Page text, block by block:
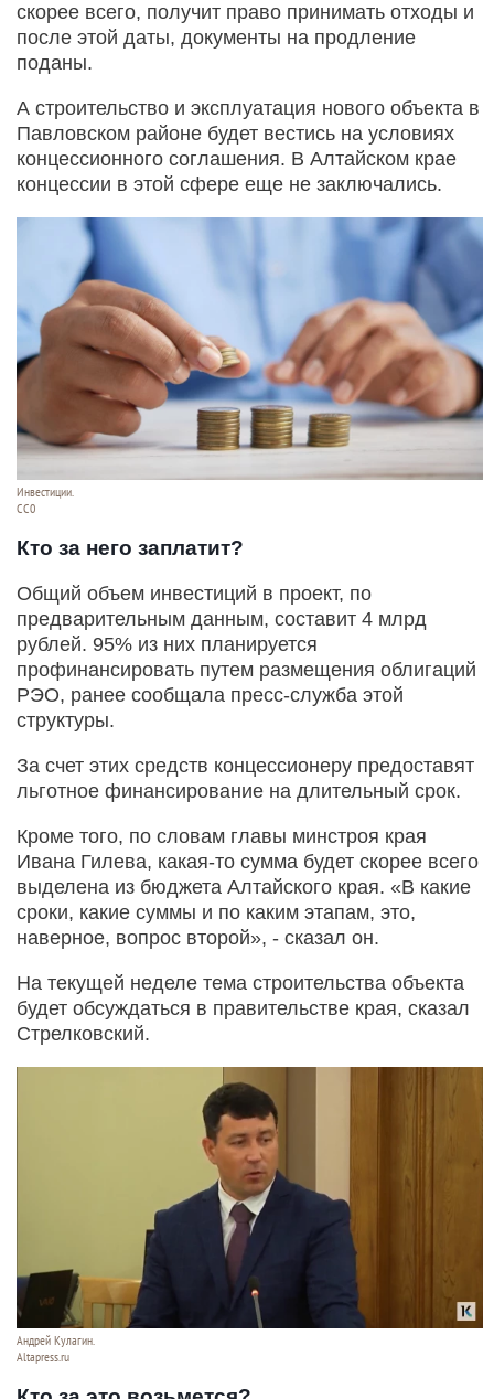
скорее всего, получит право принимать отходы и
после этой даты, документы на продление
поданы.
А строительство и эксплуатация нового объекта в
Павловском районе будет вестись на условиях
концессионного соглашения. В Алтайском крае
концессии в этой сфере еще не заключались.
Инвестиции.
СС0
Кто за него заплатит?
Общий объем инвестиций в проект, по
предварительным данным, составит 4 млрд
рублей. 95% из них планируется
профинансировать путем размещения облигаций
РЭО, ранее сообщала пресс-служба этой
структуры.
За счет этих средств концессионеру предоставят
льготное финансирование на длительный срок.
Кроме того, по словам главы минстроя края
Ивана Гилева, какая-то сумма будет скорее всего
выделена из бюджета Алтайского края. «В какие
сроки, какие суммы и по каким этапам, это,
наверное, вопрос второй», - сказал он.
На текущей неделе тема строительства объекта
будет обсуждаться в правительстве края, сказал
Стрелковский.
Андрей Кулагин.
Altapress.ru